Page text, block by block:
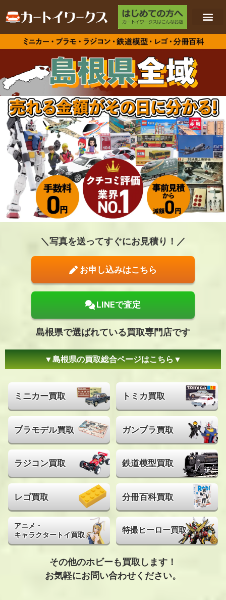
写真を送ってすぐにお見積り！
お申し込みはこちら
LINEで査定
島根県で選ばれている買取専門店です
島根県の買取総合ページはこちら
ミニカー買取 トミカ買取
プラモデル買取 ガンプラ買取
ラジコン買取 鉄道模型買取
レゴ買取 分冊百科買取
アニメ・
キャラクタートイ買取
特撮ヒーロー買取
その他のホビーも買取します！
お気軽にお問い合わせください。